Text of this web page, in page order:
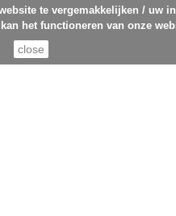
te vergemakkelijken / uw
het functioneren van onze
close